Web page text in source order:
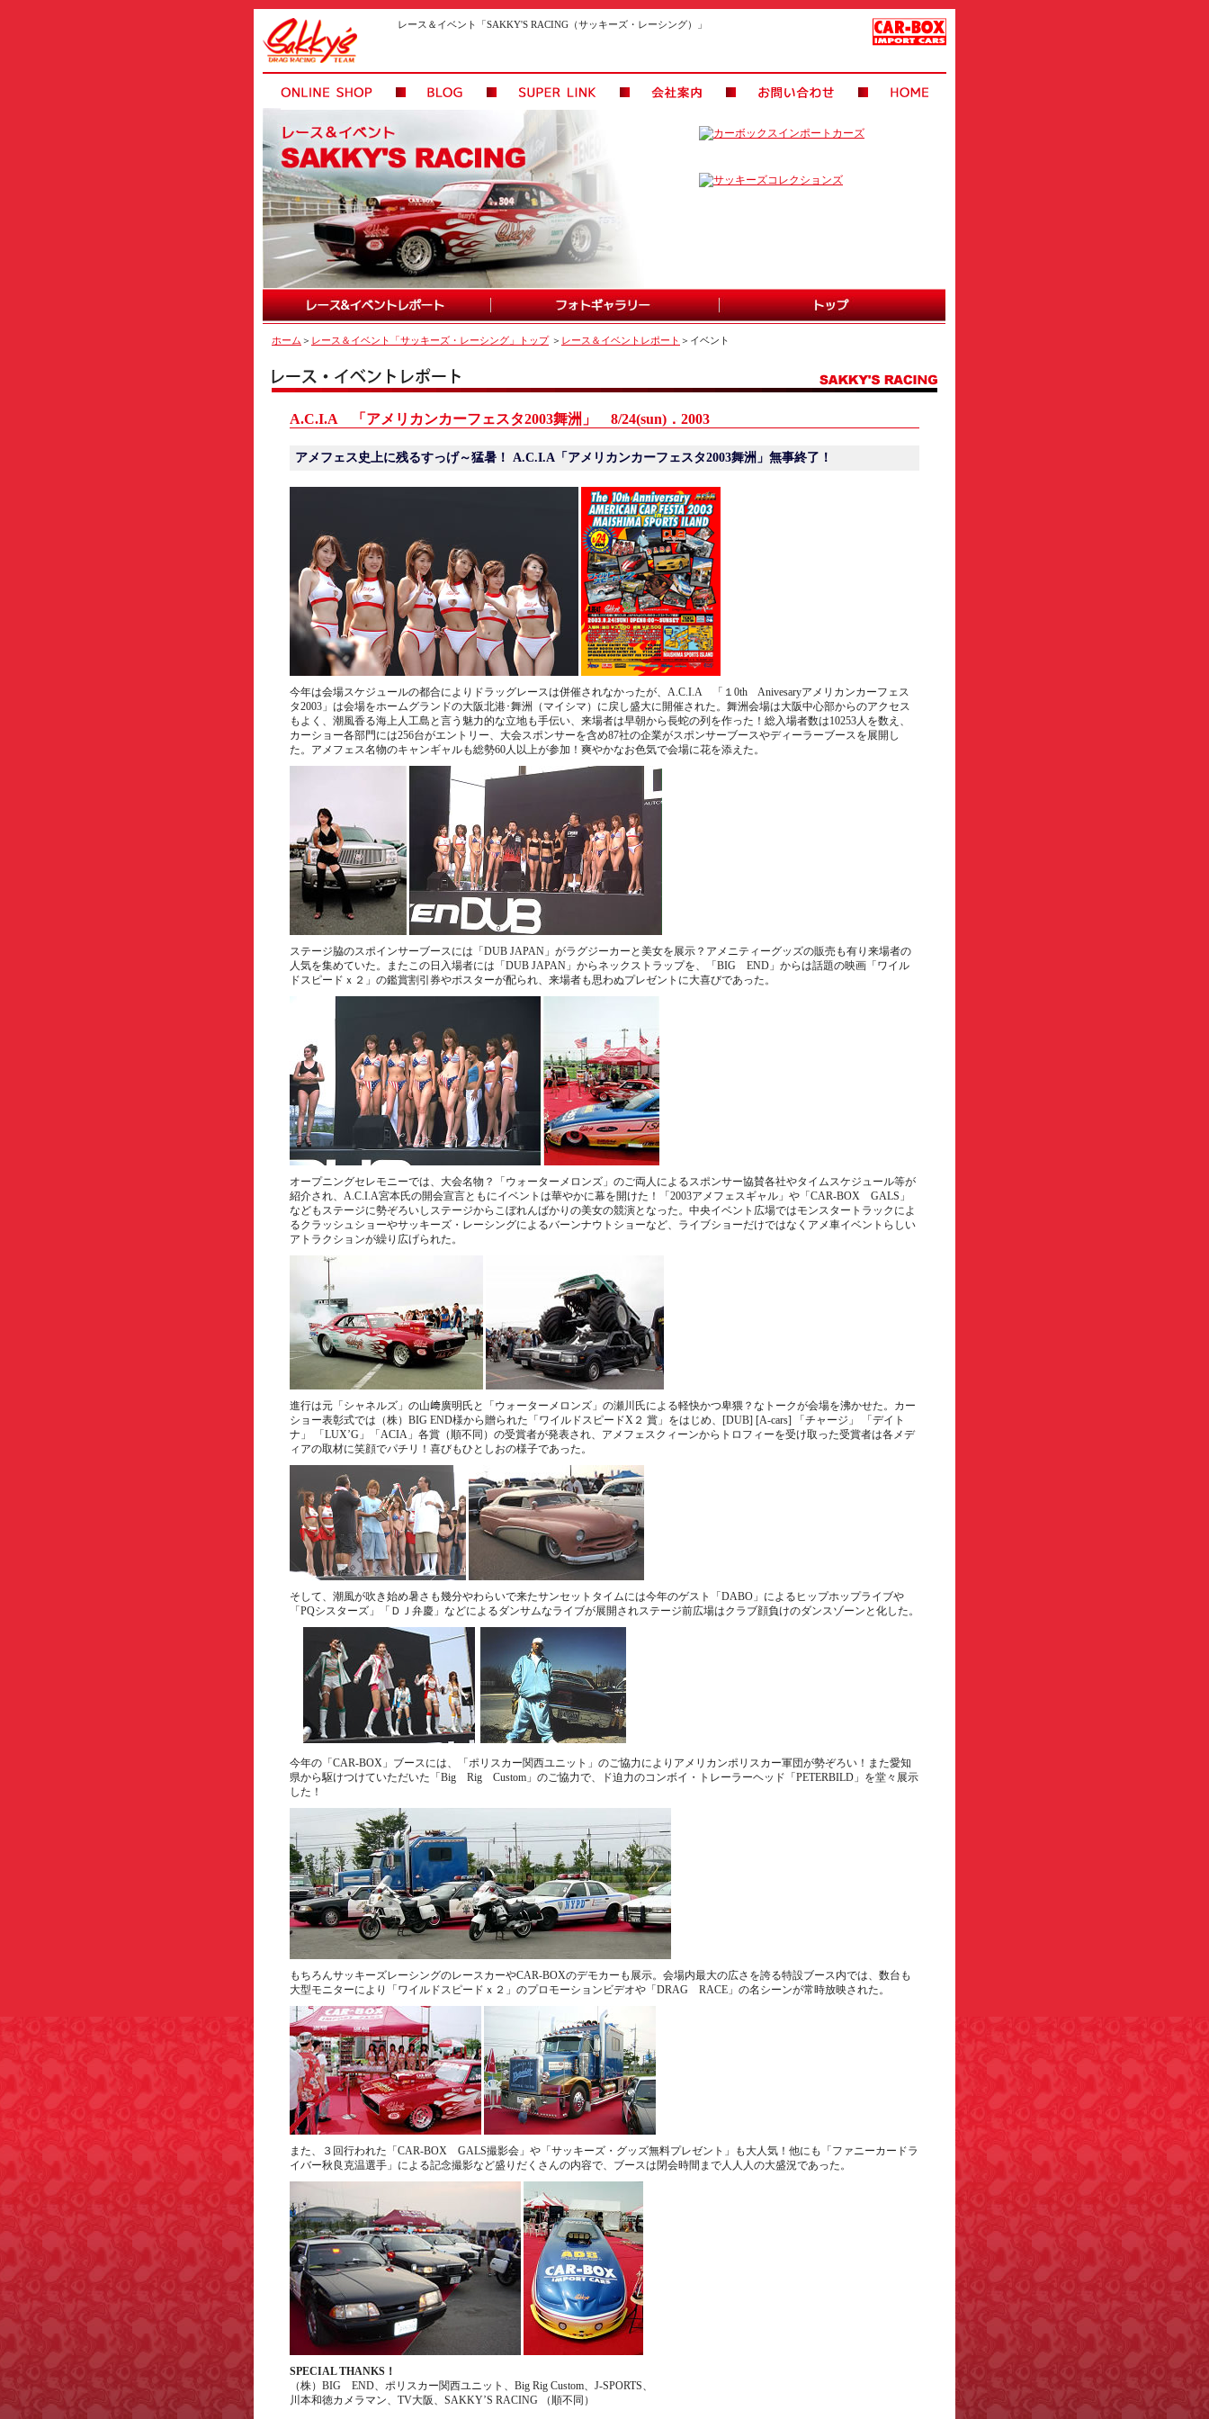
レース＆イベント「SAKKY'S RACING（サッキーズ・レーシング）」
ホーム ＞ レース＆イベント「サッキーズ・レーシング」トップ＞ レース＆イベントレポート ＞イベント
A.C.I.A 「アメリカンカーフェスタ2003舞洲」 8/24(sun) ．2003
アメフェス史上に残るすっげ～猛暑！ A.C.I.A「アメリカンカーフェスタ2003舞洲」無事終了！
今年は会場スケジュールの都合によりドラッグレースは併催されなかったが、A.C.I.A 「１0th Anivesaryアメリカンカーフェス
タ2003」は会場をホームグランドの大阪北港･舞洲（マイシマ）に戻し盛大に開催された。舞洲会場は大阪中心部からのアクセス
もよく、潮風香る海上人工島と言う魅力的な立地も手伝い、来場者は早朝から長蛇の列を作った！総入場者数は10253人を数え、
カーショー各部門には256台がエントリー、大会スポンサーを含め87社の企業がスポンサーブースやディーラーブースを展開し
た。アメフェス名物のキャンギャルも総勢60人以上が参加！爽やかなお色気で会場に花を添えた。
ステージ脇のスポインサーブースには「DUB JAPAN」がラグジーカーと美女を展示？アメニティーグッズの販売も有り来場者の
人気を集めていた。またこの日入場者には「DUB JAPAN」からネックストラップを、「BIG END」からは話題の映画「ワイル
ドスピードｘ２」の鑑賞割引券やポスターが配られ、来場者も思わぬプレゼントに大喜びであった。
オープニングセレモニーでは、大会名物？「ウォーターメロンズ」のご両人によるスポンサー協賛各社やタイムスケジュール等が
紹介され、A.C.I.A宮本氏の開会宣言ともにイベントは華やかに幕を開けた！「2003アメフェスギャル」や「CAR-BOX GALS」
などもステージに勢ぞろいしステージからこぼれんばかりの美女の競演となった。中央イベント広場ではモンスタートラックによ
るクラッシュショーやサッキーズ・レーシングによるバーンナウトショーなど、ライブショーだけではなくアメ車イベントらしい
アトラクションが繰り広げられた。
進行は元「シャネルズ」の山﨑廣明氏と「ウォーターメロンズ」の瀬川氏による軽快かつ卑猥？なトークが会場を沸かせた。カー
ショー表彰式では（株）BIG END様から贈られた「ワイルドスピードX２ 賞」をはじめ、[DUB] [A-cars] 「チャージ」 「デイト
ナ」 「LUX’G」「ACIA」各賞（順不同）の受賞者が発表され、アメフェスクィーンからトロフィーを受け取った受賞者は各メデ
ィアの取材に笑顔でパチリ！喜びもひとしおの様子であった。
そして、潮風が吹き始め暑さも幾分やわらいで来たサンセットタイムには今年のゲスト「DABO」によるヒップホップライブや
「PQシスターズ」「ＤＪ弁慶」などによるダンサムなライブが展開されステージ前広場はクラブ顔負けのダンスゾーンと化した。
今年の「CAR-BOX」ブースには、「ポリスカー関西ユニット」のご協力によりアメリカンポリスカー軍団が勢ぞろい！また愛知
県から駆けつけていただいた「Big Rig Custom」のご協力で、ド迫力のコンボイ・トレーラーヘッド「PETERBILD」を堂々展示
した！
もちろんサッキーズレーシングのレースカーやCAR-BOXのデモカーも展示。会場内最大の広さを誇る特設ブース内では、数台も
大型モニターにより「ワイルドスピードｘ２」のプロモーションビデオや「DRAG RACE」の名シーンが常時放映された。
また、３回行われた「CAR-BOX GALS撮影会」や「サッキーズ・グッズ無料プレゼント」も大人気！他にも「ファニーカードラ
イバー秋良克温選手」による記念撮影など盛りだくさんの内容で、ブースは閉会時間まで人人人の大盛況であった。
SPECIAL THANKS！
（株）BIG END、ポリスカー関西ユニット、Big Rig Custom、J-SPORTS、
川本和徳カメラマン、TV大阪、SAKKY’S RACING （順不同）